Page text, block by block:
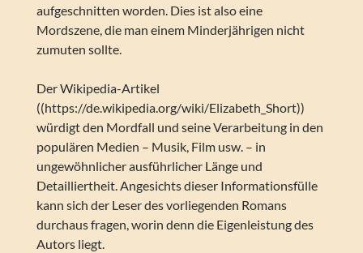
aufgeschnitten worden. Dies ist also eine
Mordszene, die man einem Minderjährigen nicht
zumuten sollte.
Der Wikipedia-Artikel
((https://de.wikipedia.org/wiki/Elizabeth_Short))
würdigt den Mordfall und seine Verarbeitung in den
populären Medien – Musik, Film usw. – in
ungewöhnlicher ausführlicher Länge und
Detailliertheit. Angesichts dieser Informationsfülle
kann sich der Leser des vorliegenden Romans
durchaus fragen, worin denn die Eigenleistung des
Autors liegt.